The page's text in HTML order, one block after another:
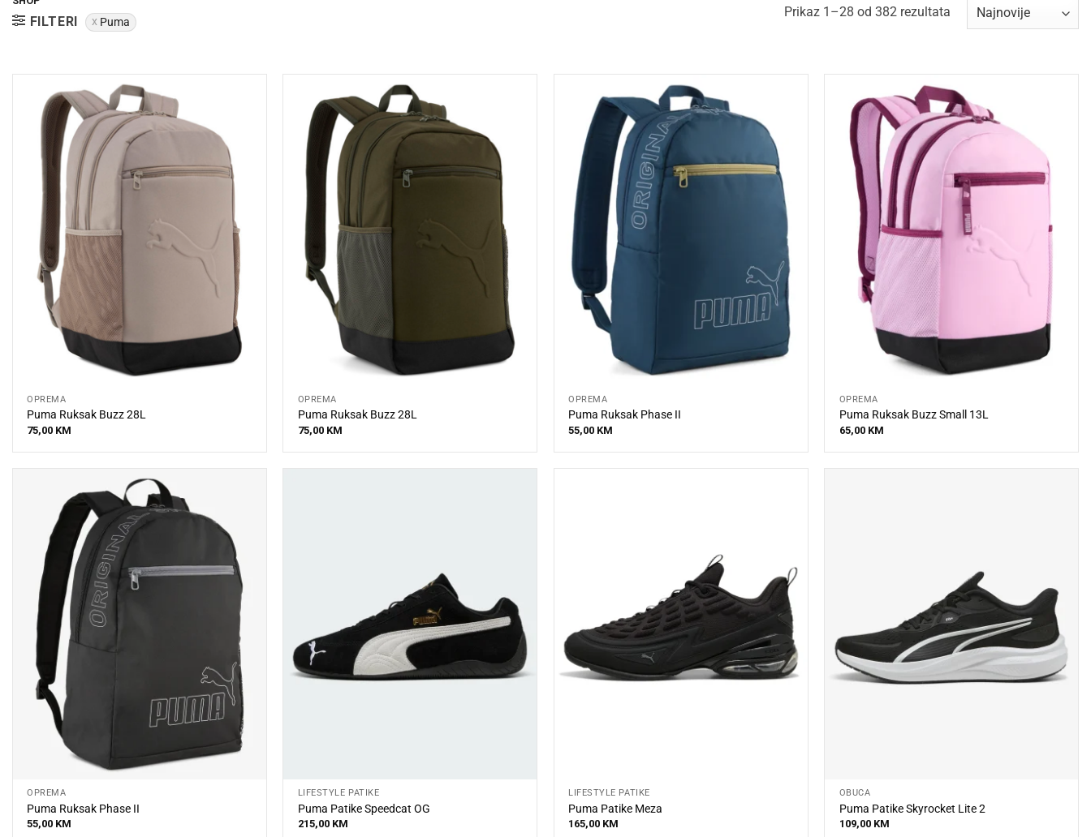
FILTERI Puma
Prikaz 1–28 od 382 rezultataSorted
OPREMA
Puma Ruksak Buzz 28L
75,00 KM
OPREMA
Puma Ruksak Buzz 28L
75,00 KM
OPREMA
Puma Ruksak Phase II
55,00 KM
OPREMA
Puma Ruksak Buzz Small 13L
65,00 KM
OPREMA
Puma Ruksak Phase II
55,00 KM
LIFESTYLE PATIKE
Puma Patike Speedcat OG
215,00 KM
LIFESTYLE PATIKE
Puma Patike Meza
165,00 KM
OBUĆA
Puma Patike Skyrocket Lite 2
109,00 KM